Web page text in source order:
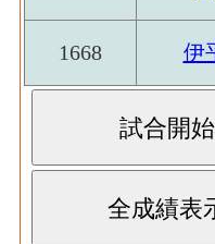
1668 伊